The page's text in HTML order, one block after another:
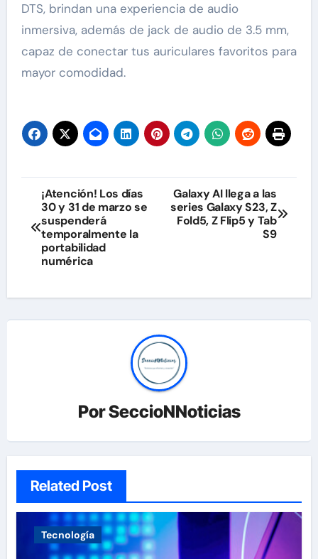
DTS, brindan una experiencia de audio
inmersiva, además de jack de audio de 3.5 mm,
capaz de conectar tus auriculares favoritos para
mayor comodidad.
Navegación
de
entradas
¡Atención! Los días
30 y 31 de marzo se
suspenderá
temporalmente la
portabilidad
numérica
Galaxy AI llega a las
series Galaxy S23, Z
Fold5, Z Flip5 y Tab
S9
PorSeccioNNoticias
Related Post
Tecnología